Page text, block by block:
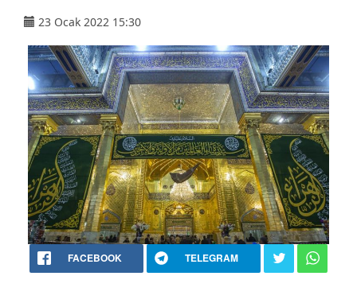
23 Ocak 2022 15:30
FACEBOOK TELEGRAM